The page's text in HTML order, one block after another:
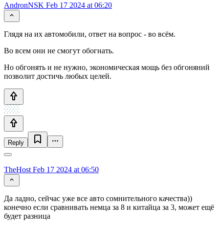
AndronNSK Feb 17 2024 at 06:20
Глядя на их автомобили, ответ на вопрос - во всём.
Во всем они не смогут обогнать.
Но обгонять и не нужно, экономическая мощь без обгоняний
позволит достичь любых целей.
Reply
TheHost Feb 17 2024 at 06:50
Да ладно, сейчас уже все авто сомнительного качества))
конечно если сравнивать немца за 8 и китайца за 3, может ещё
будет разница